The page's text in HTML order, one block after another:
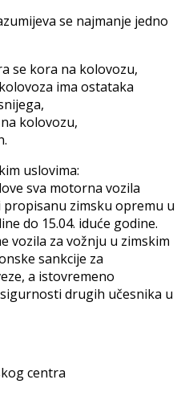
se najmanje jedno
se kora na kolovozu,
ima ostataka
kolovozu,
uslovima:
sva motorna vozila
zimsku opremu u
do 15.04. iduće godine.
vozila za vožnju u zimskim
sankcije za
a istovremeno
drugih učesnika u
centra